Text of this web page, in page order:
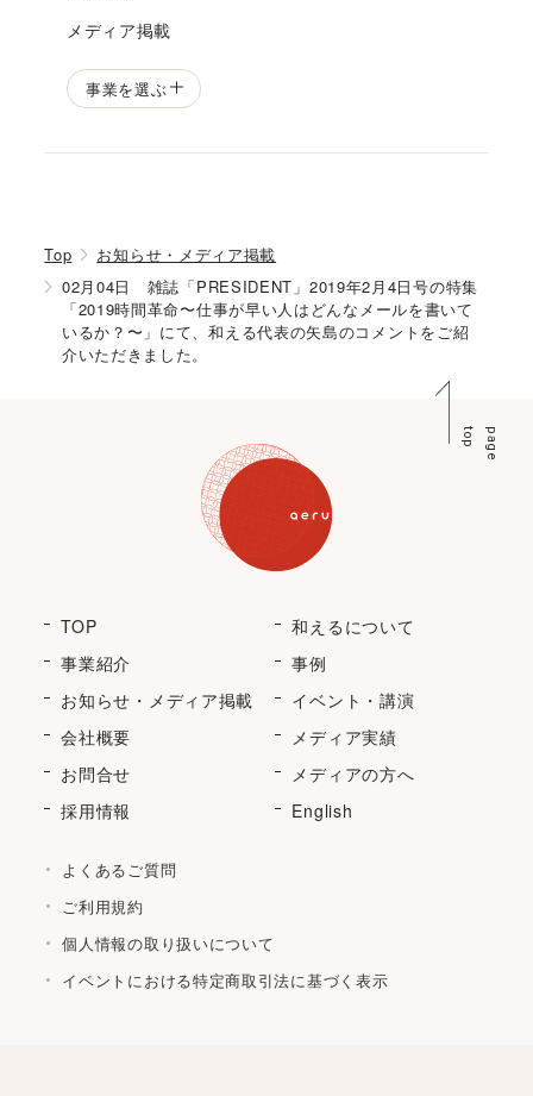
メディア掲載
事業を選ぶ
Top
お知らせ・メディア掲載
02月04日 雑誌「PRESIDENT」2019年2月4日号の特集
「2019時間革命〜仕事が早い人はどんなメールを書いて
いるか？〜」にて、和える代表の矢島のコメントをご紹
介いただきました。
p
a
g
e
t
o
p
TOP
和えるについて
事業紹介
事例
お知らせ・メディア掲載
イベント・講演
会社概要
メディア実績
お問合せ
メディアの方へ
採用情報
English
よくあるご質問
ご利用規約
個人情報の取り扱いについて
イベントにおける特定商取引法に基づく表示